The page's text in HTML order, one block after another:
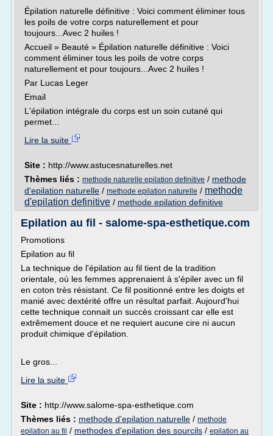
Épilation naturelle définitive : Voici comment éliminer tous
les poils de votre corps naturellement et pour
toujours...Avec 2 huiles !
Accueil » Beauté » Épilation naturelle définitive : Voici
comment éliminer tous les poils de votre corps
naturellement et pour toujours...Avec 2 huiles !
Par Lucas Leger
Email
L'épilation intégrale du corps est un soin cutané qui
permet...
Lire la suite
Site : http://www.astucesnaturelles.net
Thèmes liés : methode naturelle epilation definitive / methode
d'epilation naturelle / methode epilation naturelle / methode
d'epilation definitive / methode epilation definitive
Epilation au fil - salome-spa-esthetique.com
Promotions
Epilation au fil
La technique de l'épilation au fil tient de la tradition
orientale, où les femmes apprenaient à s'épiler avec un fil
en coton très résistant. Ce fil positionné entre les doigts et
manié avec dextérité offre un résultat parfait. Aujourd'hui
cette technique connait un succès croissant car elle est
extrêmement douce et ne requiert aucune cire ni aucun
produit chimique d'épilation.
Le gros...
Lire la suite
Site : http://www.salome-spa-esthetique.com
Thèmes liés : methode d'epilation naturelle / methode
epilation au fil / methodes d'epilation des sourcils / epilation au